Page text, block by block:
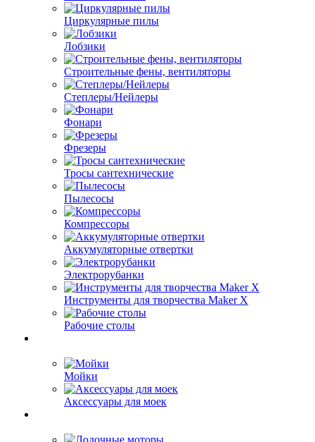
Циркулярные пилы
Лобзики
Строительные фены, вентиляторы
Степлеры/Нейлеры
Фонари
Фрезеры
Тросы сантехнические
Пылесосы
Компрессоры
Аккумуляторные отвертки
Электрорубанки
Инструменты для творчества Maker X
Рабочие столы
Мойки
Аксессуары для моек